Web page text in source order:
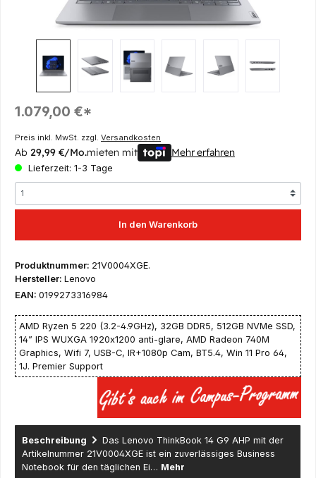
Regulärer Preis:
1.079,00 €*
Preis inkl. MwSt. zzgl. Versandkosten
Ab 29,99 €/Mo.mieten mit Mehr erfahren
Lieferzeit: 1-3 Tage
In den Warenkorb
Produktnummer: 21V0004XGE.
Hersteller: Lenovo
EAN: 0199273316984
AMD Ryzen 5 220 (3.2-4.9GHz), 32GB DDR5, 512GB NVMe SSD,
14” IPS WUXGA 1920x1200 anti-glare, AMD Radeon 740M
Graphics, Wifi 7, USB-C, IR+1080p Cam, BT5.4, Win 11 Pro 64,
1J. Premier Support
Beschreibung
Das Lenovo ThinkBook 14 G9 AHP mit der
Artikelnummer 21V0004XGE ist ein zuverlässiges Business
Notebook für den täglichen Ei… Mehr